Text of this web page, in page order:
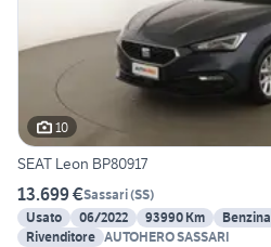
10
SEAT Leon BP80917
13.699 €Sassari(SS)
Usato
06/2022 93990 Km Benzina
Rivenditore AUTOHERO SASSARI